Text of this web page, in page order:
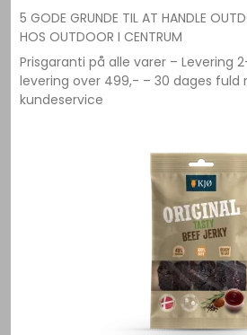
5 GODE GRUNDE TIL AT HANDLE
HOS OUTDOOR I CENTRUM
Prisgaranti på alle varer – Levering
levering over 499,- – 30 dages fuld
kundeservice